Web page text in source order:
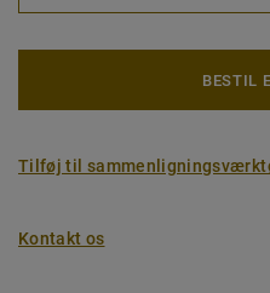
BESTIL
Tilføj til
Kontakt os